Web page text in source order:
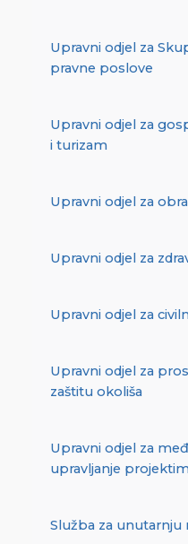
Upravni odjel za
pravne poslove
Upravni odjel za
i turizam
Upravni odjel za
Upravni odjel za
Upravni odjel za
Upravni odjel za
zaštitu okoliša
Upravni odjel za
upravljanje
Služba za unutarnju